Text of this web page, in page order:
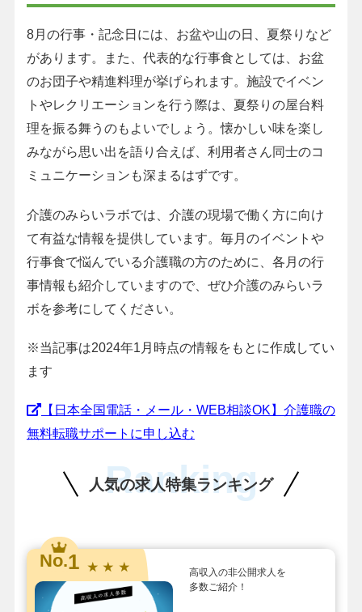
8月の行事・記念日には、お盆や山の日、夏祭りなど
があります。また、代表的な行事食としては、お盆
のお団子や精進料理が挙げられます。施設でイベン
トやレクリエーションを行う際は、夏祭りの屋台料
理を振る舞うのもよいでしょう。懐かしい味を楽し
みながら思い出を語り合えば、利用者さん同士のコ
ミュニケーションも深まるはずです。
介護のみらいラボでは、介護の現場で働く方に向け
て有益な情報を提供しています。毎月のイベントや
行事食で悩んでいる介護職の方のために、各月の行
事情報も紹介していますので、ぜひ介護のみらいラ
ボを参考にしてください。
※当記事は2024年1月時点の情報をもとに作成してい
ます
【日本全国電話・メール・WEB相談OK】介護職の
無料転職サポートに申し込む
人気の求人特集ランキング
Ranking
No.1 ★ ★ ★
高収入の非公開求人を
多数ご紹介！